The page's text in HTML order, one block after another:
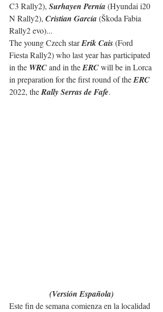
C3 Rally2), Surhayen Pernía (Hyundai i20
N Rally2), Cristian García (Škoda Fabia
Rally2 evo)...
The young Czech star Erik Cais (Ford
Fiesta Rally2) who last year has participated
in the WRC and in the ERC will be in Lorca
in preparation for the first round of the ERC
2022, the Rally Serras de Fafe.
(Versión Española)
Este fin de semana comienza en la localidad